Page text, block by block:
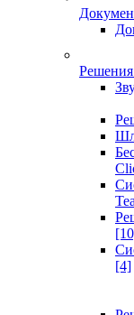
[4]